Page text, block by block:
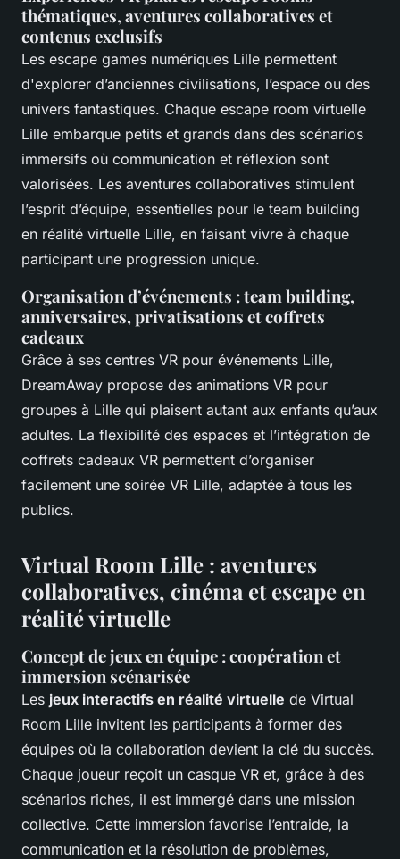
thématiques, aventures collaboratives et
contenus exclusifs
Les escape games numériques Lille permettent
d'explorer d’anciennes civilisations, l’espace ou des
univers fantastiques. Chaque escape room virtuelle
Lille embarque petits et grands dans des scénarios
immersifs où communication et réflexion sont
valorisées. Les aventures collaboratives stimulent
l’esprit d’équipe, essentielles pour le team building
en réalité virtuelle Lille, en faisant vivre à chaque
participant une progression unique.
Organisation d’événements : team building,
anniversaires, privatisations et coffrets
cadeaux
Grâce à ses centres VR pour événements Lille,
DreamAway propose des animations VR pour
groupes à Lille qui plaisent autant aux enfants qu’aux
adultes. La flexibilité des espaces et l’intégration de
coffrets cadeaux VR permettent d’organiser
facilement une soirée VR Lille, adaptée à tous les
publics.
Virtual Room Lille : aventures
collaboratives, cinéma et escape en
réalité virtuelle
Concept de jeux en équipe : coopération et
immersion scénarisée
Les jeux interactifs en réalité virtuelle de Virtual
Room Lille invitent les participants à former des
équipes où la collaboration devient la clé du succès.
Chaque joueur reçoit un casque VR et, grâce à des
scénarios riches, il est immergé dans une mission
collective. Cette immersion favorise l’entraide, la
communication et la résolution de problèmes,